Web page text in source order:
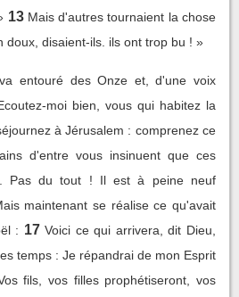
13 Mais d'autres tournaient la chose
doux, disaient-ils. ils ont trop bu ! »
entouré des Onze et, d'une voix
moi bien, vous qui habitez la
à Jérusalem : comprenez ce
d'entre vous insinuent que ces
Pas du tout ! Il est à peine neuf
maintenant se réalise ce qu'avait
: 17 Voici ce qui arrivera, dit Dieu,
temps : Je répandrai de mon Esprit
fils, vos filles prophétiseront, vos